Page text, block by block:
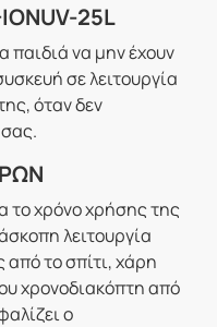
25L
παιδιά να μην έχουν
σε λειτουργία
όταν δεν
το χρόνο χρήσης της
λειτουργία
από το σπίτι, χάρη
χρονοδιακόπτη από
ο